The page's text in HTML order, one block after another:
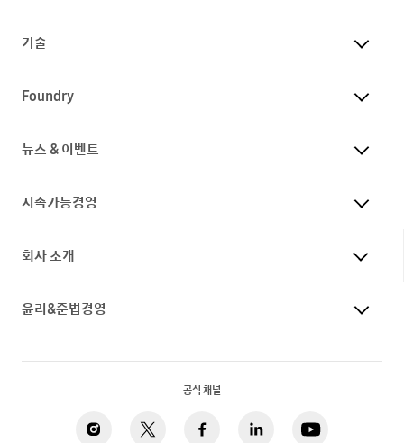
기술
Foundry
뉴스 & 이벤트
지속가능경영
회사 소개
윤리&준법경영
공식 채널